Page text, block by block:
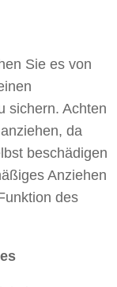
Sie es von
sichern. Achten
da
beschädigen
Anziehen
des